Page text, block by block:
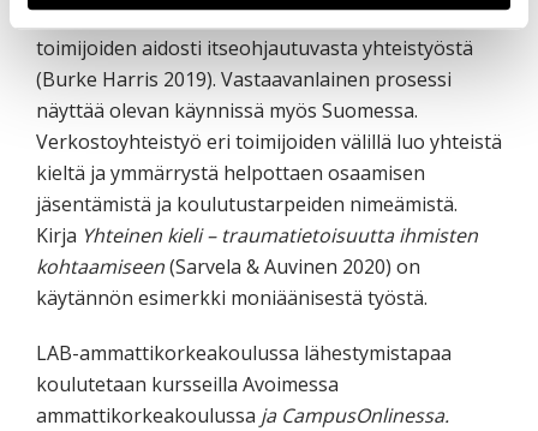
aiheesta motivoituneiden alan ammattilaisten ja
toimijoiden aidosti itseohjautuvasta yhteistyöstä
(Burke Harris 2019). Vastaavanlainen prosessi
näyttää olevan käynnissä myös Suomessa.
Verkostoyhteistyö eri toimijoiden välillä luo yhteistä
kieltä ja ymmärrystä helpottaen osaamisen
jäsentämistä ja koulutustarpeiden nimeämistä.
Kirja Yhteinen kieli – traumatietoisuutta ihmisten
kohtaamiseen(Sarvela & Auvinen 2020) on
käytännön esimerkki moniäänisestä työstä.
LAB-ammattikorkeakoulussa lähestymistapaa
koulutetaan kursseilla Avoimessa
ammattikorkeakoulussa ja CampusOnlinessa.